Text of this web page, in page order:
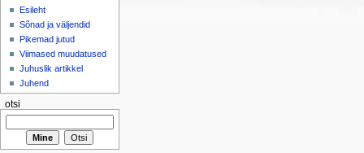
Esileht
Sõnad ja väljendid
Pikemad jutud
Viimased muudatused
Juhuslik artikkel
Juhend
otsi